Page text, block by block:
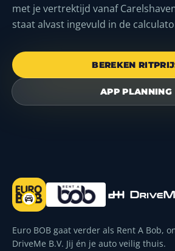
met je vertrektijd vanaf
staat alvast ingevuld in de
BEREKEN
APP PLANNING
Euro BOB gaat verder als Rent A Bob,
DriveMe B.V. Jij én je auto veilig thuis.